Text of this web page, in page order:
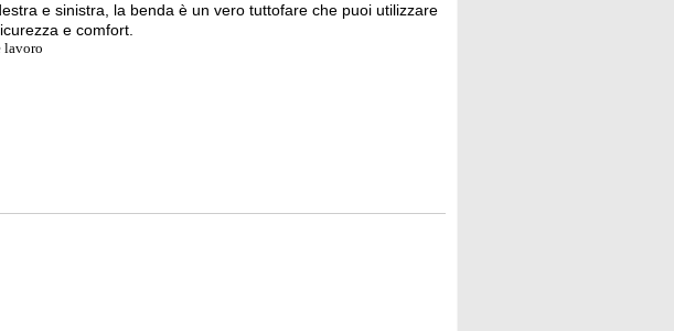
e sinistra, la benda è un vero tuttofare che puoi utilizzare
e comfort.
lavoro